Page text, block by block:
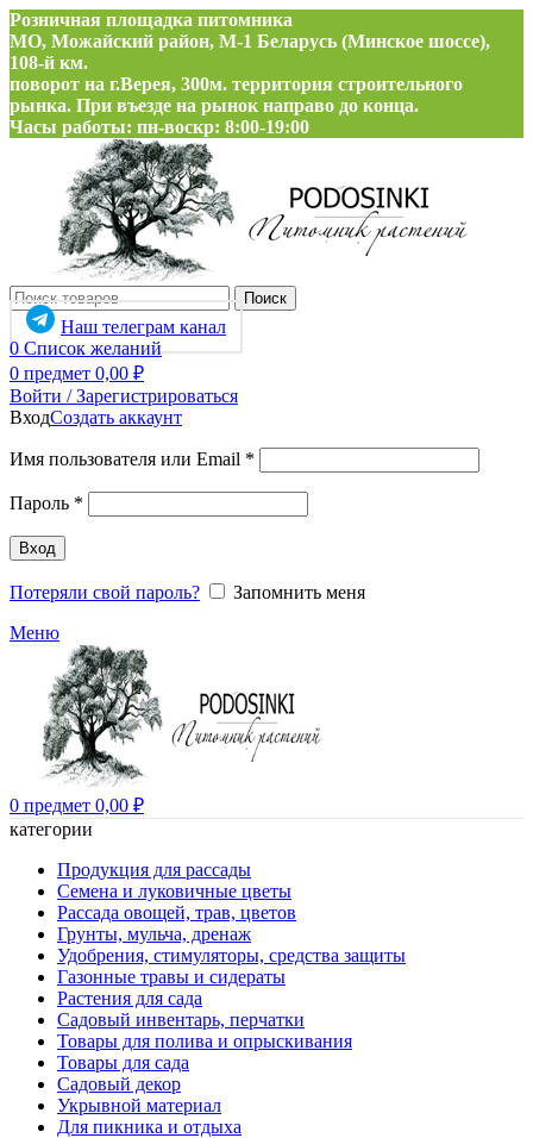
Розничная площадка питомника
МО, Можайский район, М-1 Беларусь (Минское шоссе),
108-й км.
поворот на г.Верея, 300м. территория строительного
рынка. При въезде на рынок направо до конца.
Часы работы: пн-воскр: 8:00-19:00
Поиск
Наш телеграм канал
0 Список желаний
0 предмет 0,00 ₽
Войти / Зарегистрироваться
ВходСоздать аккаунт
Имя пользователя или Email *
Пароль *
Вход
Потеряли свой пароль?
Запомнить меня
Меню
0 предмет 0,00 ₽
категории
Продукция для рассады
Семена и луковичные цветы
Рассада овощей, трав, цветов
Грунты, мульча, дренаж
Удобрения, стимуляторы, средства защиты
Газонные травы и сидераты
Растения для сада
Садовый инвентарь, перчатки
Товары для полива и опрыскивания
Товары для сада
Садовый декор
Укрывной материал
Для пикника и отдыха